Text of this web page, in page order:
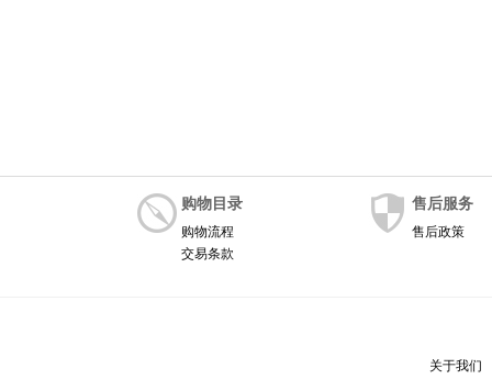
购物目录
购物流程
交易条款
售后服务
售后政策
关于我们